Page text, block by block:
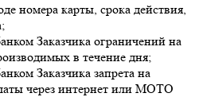
номера карты, срока действия,
Заказчика ограничений на
в течение дня;
Заказчика запрета на
через интернет или MOTO